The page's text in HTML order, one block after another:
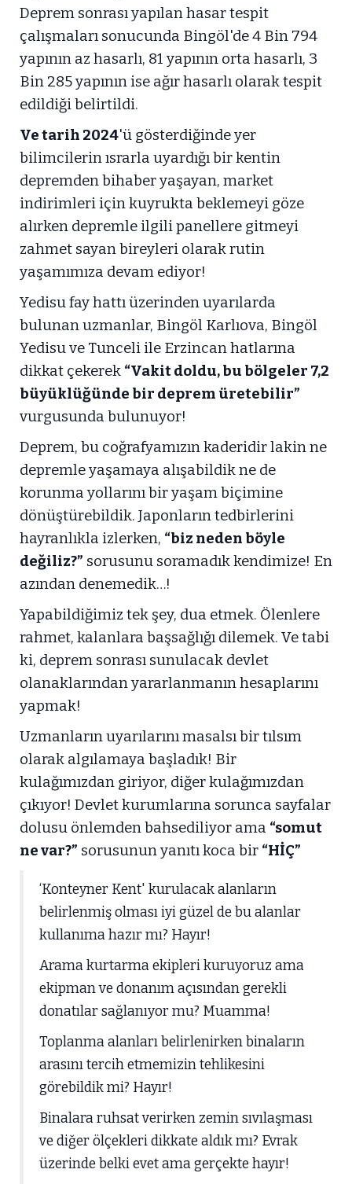
Deprem sonrası yapılan hasar tespit
çalışmaları sonucunda Bingöl'de 4 Bin 794
yapının az hasarlı, 81 yapının orta hasarlı, 3
Bin 285 yapının ise ağır hasarlı olarak tespit
edildiği belirtildi.
Ve tarih 2024'ü gösterdiğinde yer
bilimcilerin ısrarla uyardığı bir kentin
depremden bihaber yaşayan, market
indirimleri için kuyrukta beklemeyi göze
alırken depremle ilgili panellere gitmeyi
zahmet sayan bireyleri olarak rutin
yaşamımıza devam ediyor!
Yedisu fay hattı üzerinden uyarılarda
bulunan uzmanlar, Bingöl Karlıova, Bingöl
Yedisu ve Tunceli ile Erzincan hatlarına
dikkat çekerek “Vakit doldu, bu bölgeler 7,2
büyüklüğünde bir deprem üretebilir”
vurgusunda bulunuyor!
Deprem, bu coğrafyamızın kaderidir lakin ne
depremle yaşamaya alışabildik ne de
korunma yollarını bir yaşam biçimine
dönüştürebildik. Japonların tedbirlerini
hayranlıkla izlerken, “biz neden böyle
değiliz?” sorusunu soramadık kendimize! En
azından denemedik…!
Yapabildiğimiz tek şey, dua etmek. Ölenlere
rahmet, kalanlara başsağlığı dilemek. Ve tabi
ki, deprem sonrası sunulacak devlet
olanaklarından yararlanmanın hesaplarını
yapmak!
Uzmanların uyarılarını masalsı bir tılsım
olarak algılamaya başladık! Bir
kulağımızdan giriyor, diğer kulağımızdan
çıkıyor! Devlet kurumlarına sorunca sayfalar
dolusu önlemden bahsediliyor ama “somut
ne var?” sorusunun yanıtı koca bir “HİÇ”
‘Konteyner Kent' kurulacak alanların
belirlenmiş olması iyi güzel de bu alanlar
kullanıma hazır mı? Hayır!
Arama kurtarma ekipleri kuruyoruz ama
ekipman ve donanım açısından gerekli
donatılar sağlanıyor mu? Muamma!
Toplanma alanları belirlenirken binaların
arasını tercih etmemizin tehlikesini
görebildik mi? Hayır!
Binalara ruhsat verirken zemin sıvılaşması
ve diğer ölçekleri dikkate aldık mı? Evrak
üzerinde belki evet ama gerçekte hayır!